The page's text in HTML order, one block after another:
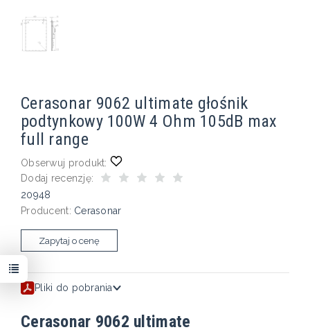
Cerasonar 9062 ultimate głośnik
podtynkowy 100W 4 Ohm 105dB max
full range
Obserwuj produkt:
Dodaj recenzję:
20948
Producent: Cerasonar
Zapytaj o cenę
Pliki do pobrania
Cerasonar 9062 ultimate